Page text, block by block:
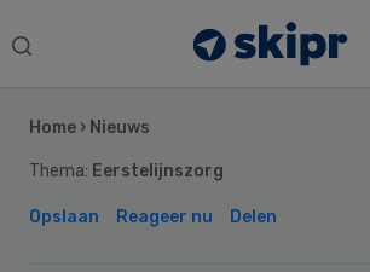
Search
Home › Nieuws
Thema: Eerstelijnszorg
Opslaan Reageer nu Delen
Sidebar